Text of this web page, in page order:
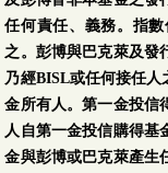
任何責任、義務。指
之。彭博與巴克萊及發
乃經BISL或任何接任
金所有人。第一金投信
人自第一金投信購得基
金與彭博或巴克萊產生